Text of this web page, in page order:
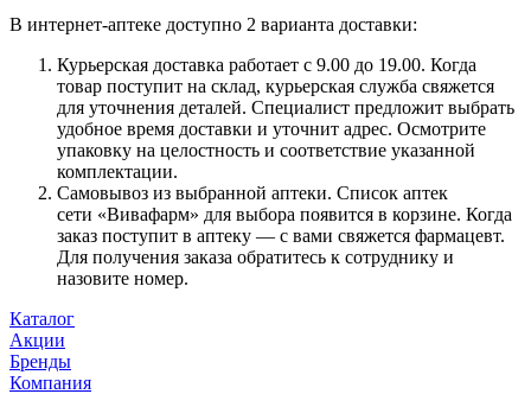
В интернет-аптеке доступно 2 варианта доставки:
Курьерская доставка работает с 9.00 до 19.00. Когда
товар поступит на склад, курьерская служба свяжется
для уточнения деталей. Специалист предложит выбрать
удобное время доставки и уточнит адрес. Осмотрите
упаковку на целостность и соответствие указанной
комплектации.
Самовывоз из выбранной аптеки. Список аптек
сети «Вивафарм» для выбора появится в корзине. Когда
заказ поступит в аптеку — с вами свяжется фармацевт.
Для получения заказа обратитесь к сотруднику и
назовите номер.
Каталог
Акции
Бренды
Компания